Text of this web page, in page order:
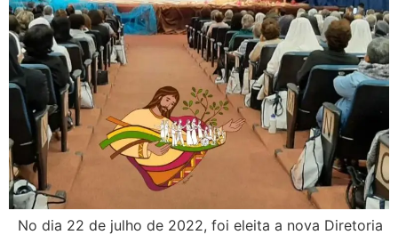
No dia 22 de julho de 2022, foi eleita a nova Diretoria